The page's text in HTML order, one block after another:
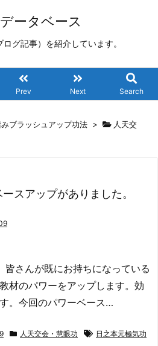
ータベース
グ記事）を紹介しています。
Prev Next Search
ブラッシュアップ功法 >
人天交
スアップがありました。
さんが既にお持ちになっている
材のパワーをアップします。効
。今回のパワーベース…
人天交会・慧眼功 日之本元極気功